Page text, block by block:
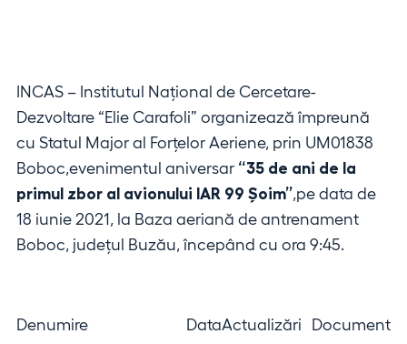
INCAS – Institutul Național de Cercetare-
Dezvoltare “Elie Carafoli” organizează împreună
cu Statul Major al Forțelor Aeriene, prin UM01838
Boboc,evenimentul aniversar “35 de ani de la
primul zbor al avionului IAR 99 Șoim” ,pe data de
18 iunie 2021, la Baza aeriană de antrenament
Boboc, județul Buzău, începând cu ora 9:45.
Denumire DataActualizări Document